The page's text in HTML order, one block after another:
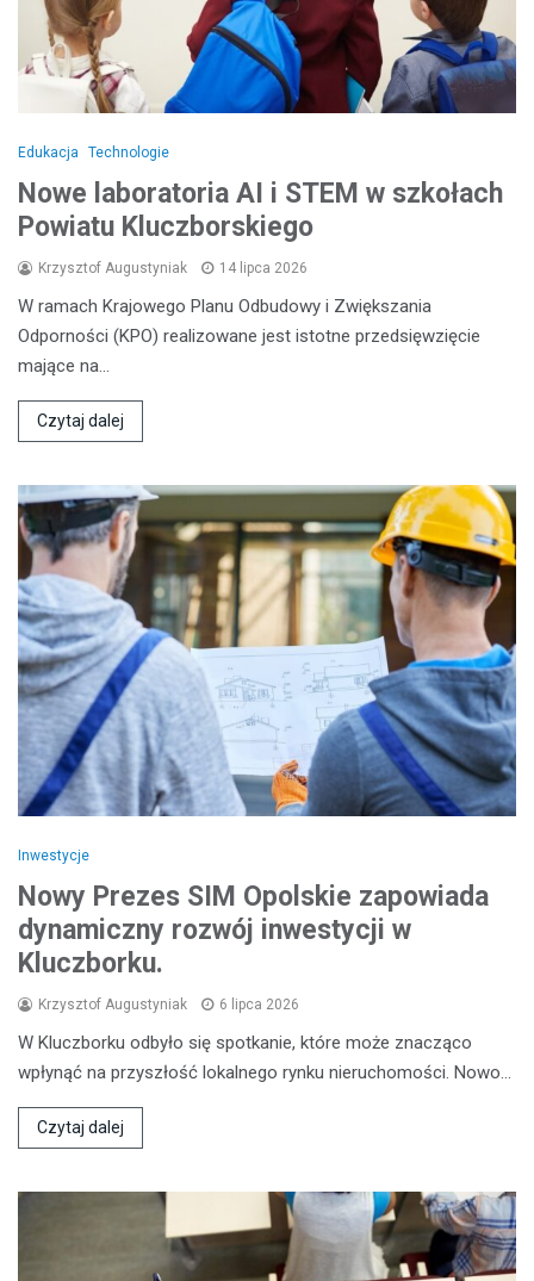
Edukacja Technologie
Nowe laboratoria AI i STEM w szkołach
Powiatu Kluczborskiego
Krzysztof Augustyniak 14 lipca 2026
W ramach Krajowego Planu Odbudowy i Zwiększania
Odporności (KPO) realizowane jest istotne przedsięwzięcie
mające na…
Czytaj dalej
Inwestycje
Nowy Prezes SIM Opolskie zapowiada
dynamiczny rozwój inwestycji w
Kluczborku.
Krzysztof Augustyniak 6 lipca 2026
W Kluczborku odbyło się spotkanie, które może znacząco
wpłynąć na przyszłość lokalnego rynku nieruchomości. Nowo…
Czytaj dalej